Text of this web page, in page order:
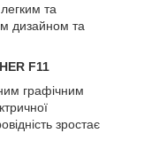
та
дизайном та
F11
графічним
зростає